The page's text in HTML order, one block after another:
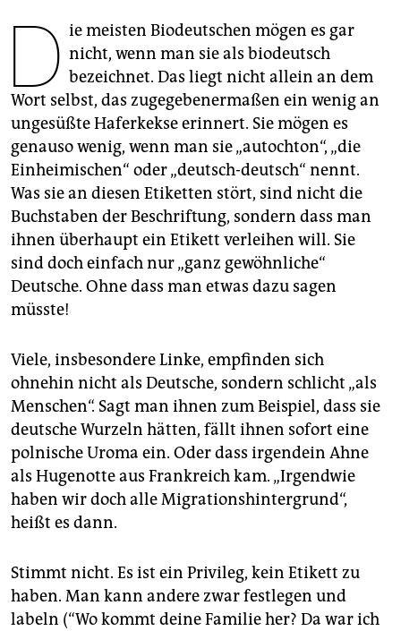
unterstützen
abo
genossenschaft
epaper login
D ie meisten Biodeutschen mögen es gar
nicht, wenn man sie als biodeutsch
bezeichnet. Das liegt nicht allein an dem
Wort selbst, das zugegebenermaßen ein wenig an
ungesüßte Haferkekse erinnert. Sie mögen es
genauso wenig, wenn man sie „autochton“, „die
Einheimischen“ oder „deutsch-deutsch“ nennt.
Was sie an diesen Etiketten stört, sind nicht die
Buchstaben der Beschriftung, sondern dass man
ihnen überhaupt ein Etikett verleihen will. Sie
sind doch einfach nur „ganz gewöhnliche“
Deutsche. Ohne dass man etwas dazu sagen
müsste!
Viele, insbesondere Linke, empfinden sich
ohnehin nicht als Deutsche, sondern schlicht „als
Menschen“. Sagt man ihnen zum Beispiel, dass sie
deutsche Wurzeln hätten, fällt ihnen sofort eine
polnische Uroma ein. Oder dass irgendein Ahne
als Hugenotte aus Frankreich kam. „Irgendwie
haben wir doch alle Migrationshintergrund“,
heißt es dann.
Stimmt nicht. Es ist ein Privileg, kein Etikett zu
haben. Man kann andere zwar festlegen und
labeln (“Wo kommt deine Familie her? Da war ich